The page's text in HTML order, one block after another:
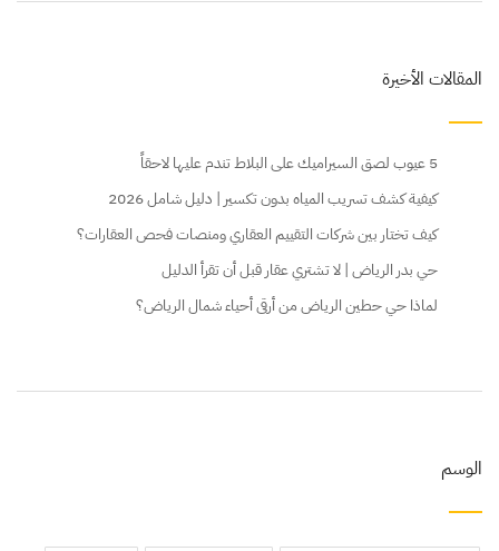
المقالات الأخيرة
5 عيوب لصق السيراميك على البلاط تندم عليها لاحقاً
كيفية كشف تسريب المياه بدون تكسير | دليل شامل 2026
كيف تختار بين شركات التقييم العقاري ومنصات فحص العقارات؟
حي بدر الرياض | لا تشتري عقار قبل أن تقرأ الدليل
لماذا حي حطين الرياض من أرقى أحياء شمال الرياض؟
الوسم